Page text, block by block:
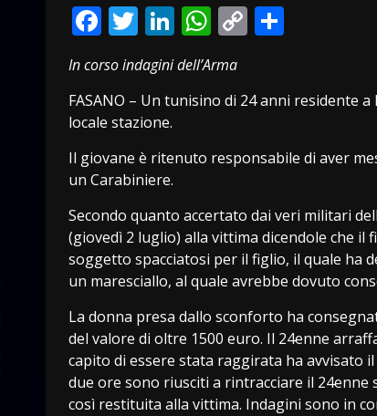
Facebook
Twitter
LinkedIn
WhatsApp
Copy
In corso indagini dell’Arma
FASANO – Un tunisino di 24 anni residente
locale stazione.
Il giovane è ritenuto responsabile di aver
un Carabiniere.
Secondo quanto accertato dai veri militari
(giovedì 2 luglio) alla vittima dicendole che
soggetto spacciatosi per il figlio, il quale ha
un maresciallo, al quale avrebbe dovuto
La donna presa dallo sconforto ha
del valore di oltre 1500 euro. Il 24enne
capito di essere stata raggirata ha avvisato
due ore sono riusciti a rintracciare il
così restituita alla vittima. Indagini sono in